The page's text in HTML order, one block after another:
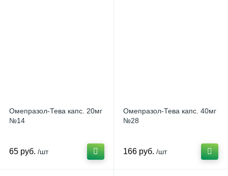
Омепразол-Тева капс. 20мг
№14
65 руб. /шт
Омепразол-Тева капс. 40мг
№28
166 руб. /шт